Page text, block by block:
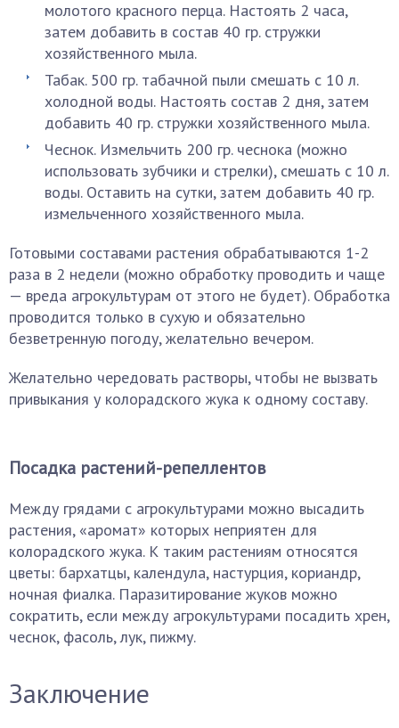
молотого красного перца. Настоять 2 часа,
затем добавить в состав 40 гр. стружки
хозяйственного мыла.
Табак. 500 гр. табачной пыли смешать с 10 л.
холодной воды. Настоять состав 2 дня, затем
добавить 40 гр. стружки хозяйственного мыла.
Чеснок. Измельчить 200 гр. чеснока (можно
использовать зубчики и стрелки), смешать с 10 л.
воды. Оставить на сутки, затем добавить 40 гр.
измельченного хозяйственного мыла.
Готовыми составами растения обрабатываются 1-2
раза в 2 недели (можно обработку проводить и чаще
— вреда агрокультурам от этого не будет). Обработка
проводится только в сухую и обязательно
безветренную погоду, желательно вечером.
Желательно чередовать растворы, чтобы не вызвать
привыкания у колорадского жука к одному составу.
Посадка растений-репеллентов
Между грядами с агрокультурами можно высадить
растения, «аромат» которых неприятен для
колорадского жука. К таким растениям относятся
цветы: бархатцы, календула, настурция, кориандр,
ночная фиалка. Паразитирование жуков можно
сократить, если между агрокультурами посадить хрен,
чеснок, фасоль, лук, пижму.
Заключение